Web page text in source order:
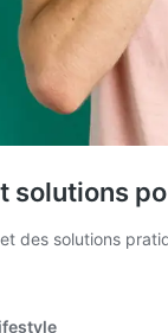
solutions
des solutions